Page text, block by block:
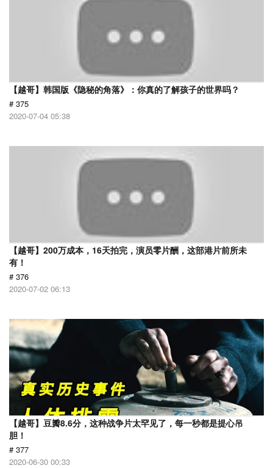
【越哥】韩国版《隐秘的角落》：你真的了解孩子的世界吗？
# 375
2020-07-04 05:38
【越哥】200万成本，16天拍完，演员零片酬，这部港片前所未
有！
# 376
2020-07-02 06:13
【越哥】豆瓣8.6分，这种战争片太罕见了，每一秒都是提心吊
胆！
# 377
2020-06-30 00:33